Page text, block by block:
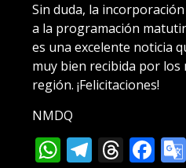
Sin duda, la
a la programación
es una excelente noticia
muy bien recibida por los
región. ¡Felicitaciones!
NMDQ
WhatsApp